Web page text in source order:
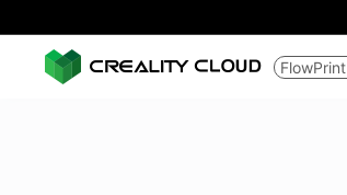
FlowPrint